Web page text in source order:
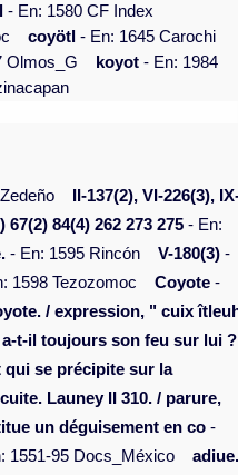
- En: 1580 CF Index
coyötl - En: 1645 Carochi
Olmos_G koyot - En: 1984
II-137(2), VI-226(3),
67(2) 84(4) 262 273 275 - En:
- En: 1595 Rincón V-180(3) -
1598 Tezozomoc Coyote -
/ expression, " cuix
t-il toujours son feu sur lui ?
qui se précipite sur la
Launey II 310. / parure,
un déguisement en co -
1551-95 Docs_México